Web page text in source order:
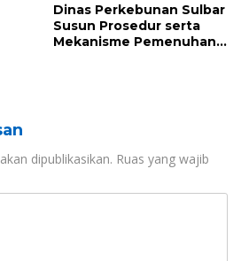
Dinas Perkebunan Sulbar
Susun Prosedur serta
Mekanisme Pemenuhan
dipublikasikan. Ruas yang wajib